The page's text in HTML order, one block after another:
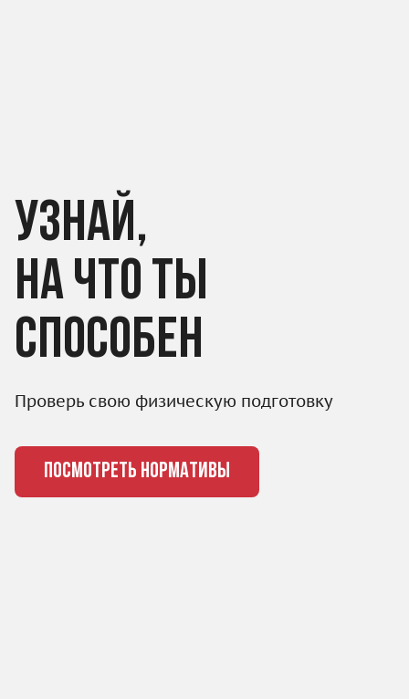
Узнай,
на что ты
способен
Проверь свою физическую подготовку
ПОСМОТРЕТЬ НОРМАТИВЫ